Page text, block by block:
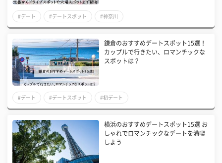
#デート #デートスポット #神奈川
鎌倉のおすすめデートスポット15選！
カップルで行きたい、ロマンチックな
スポットは？
#デート #デートスポット #初デート
横浜のおすすめデートスポット15選 お
しゃれでロマンチックなデートを満喫
しよう